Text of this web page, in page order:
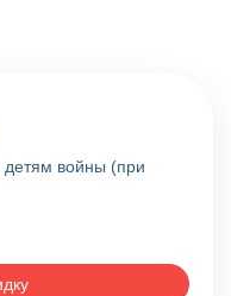
войны (при